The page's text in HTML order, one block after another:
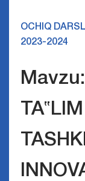
OCHIQ
2023-2024
TA‟LIM